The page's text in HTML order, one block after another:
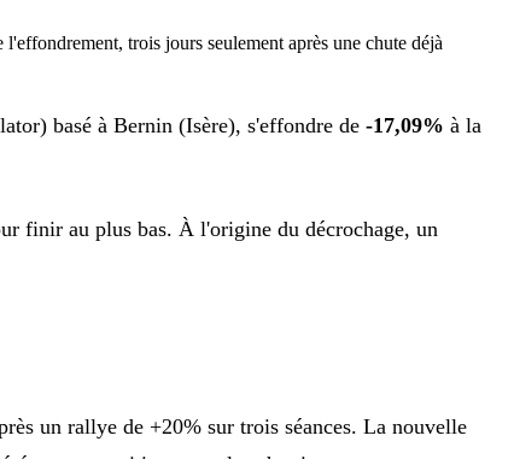
trois jours seulement après une chute déjà
basé à Bernin (Isère), s'effondre de -17,09% à la
finir au plus bas. À l'origine du décrochage, un
un rallye de +20% sur trois séances. La nouvelle